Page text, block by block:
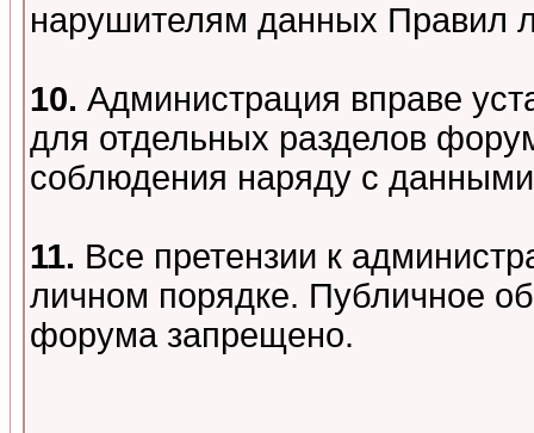
нарушителям данных Правил
10. Администрация вправе
для отдельных разделов
соблюдения наряду с
11. Все претензии к
личном порядке. Публичное
форума запрещено.